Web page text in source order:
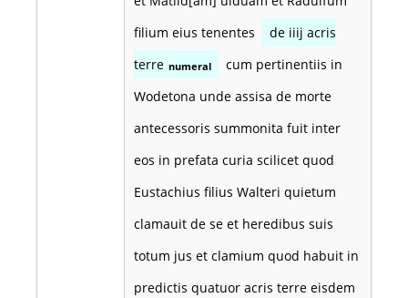
filium eius tenentes
de iiij acris
terre numeral
cum pertinentiis in
Wodetona unde assisa de morte
antecessoris summonita fuit inter
eos in prefata curia scilicet quod
Eustachius filius Walteri quietum
clamauit de se et heredibus suis
totum jus et clamium quod habuit in
predictis quatuor acris terre eisdem